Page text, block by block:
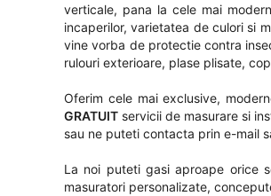
verticale, pana la cele mai
incaperilor, varietatea de culori si
vine vorba de protectie contra
rulouri exterioare, plase plisate,
Oferim cele mai exclusive,
GRATUIT servicii de masurare si
sau ne puteti contacta prin e-mail
La noi puteti gasi aproape orice
masuratori personalizate,